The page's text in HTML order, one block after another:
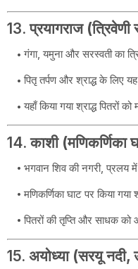
13.प्रयागराज
गंगा, यमुना और सरस्वती का
पितृ तर्पण और श्राद्ध के लिए
यहाँ किया गया श्राद्ध पितरों
14.काशी (मणिकर्णिका
भगवान शिव की नगरी, प्रलय में
मणिकर्णिका घाट पर किया गया
पितरों की तृप्ति और साधक को
15. अयोध्या (सरयू नदी,